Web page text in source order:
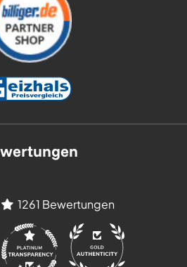
1261 Bewertungen